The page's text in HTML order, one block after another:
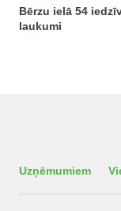
Bērzu ielā 54
laukumi
Uzņēmumiem